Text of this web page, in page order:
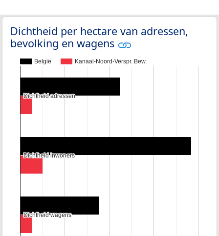
Dichtheid per hectare van adressen,
bevolking en wagens
België Kanaal-Noord-Verspr. Bew.
Dichtheid adressen
Dichtheid adressen
Dichtheid inwoners
Dichtheid inwoners
Dichtheid wagens
Dichtheid wagens